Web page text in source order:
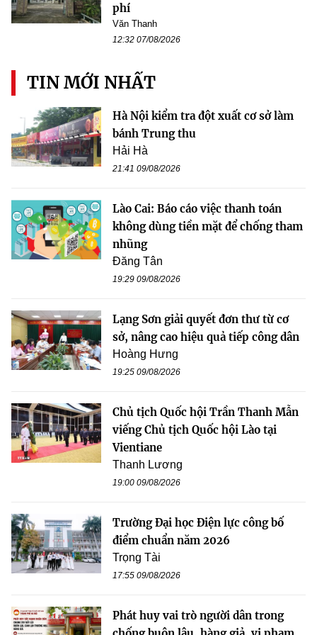
phí
Văn Thanh
12:32 07/08/2026
TIN MỚI NHẤT
Hà Nội kiểm tra đột xuất cơ sở làm
bánh Trung thu
Hải Hà
21:41 09/08/2026
Lào Cai: Báo cáo việc thanh toán
không dùng tiền mặt để chống tham
nhũng
Đăng Tân
19:29 09/08/2026
Lạng Sơn giải quyết đơn thư từ cơ
sở, nâng cao hiệu quả tiếp công dân
Hoàng Hưng
19:25 09/08/2026
Chủ tịch Quốc hội Trần Thanh Mẫn
viếng Chủ tịch Quốc hội Lào tại
Vientiane
Thanh Lương
19:00 09/08/2026
Trường Đại học Điện lực công bố
điểm chuẩn năm 2026
Trọng Tài
17:55 09/08/2026
Phát huy vai trò người dân trong